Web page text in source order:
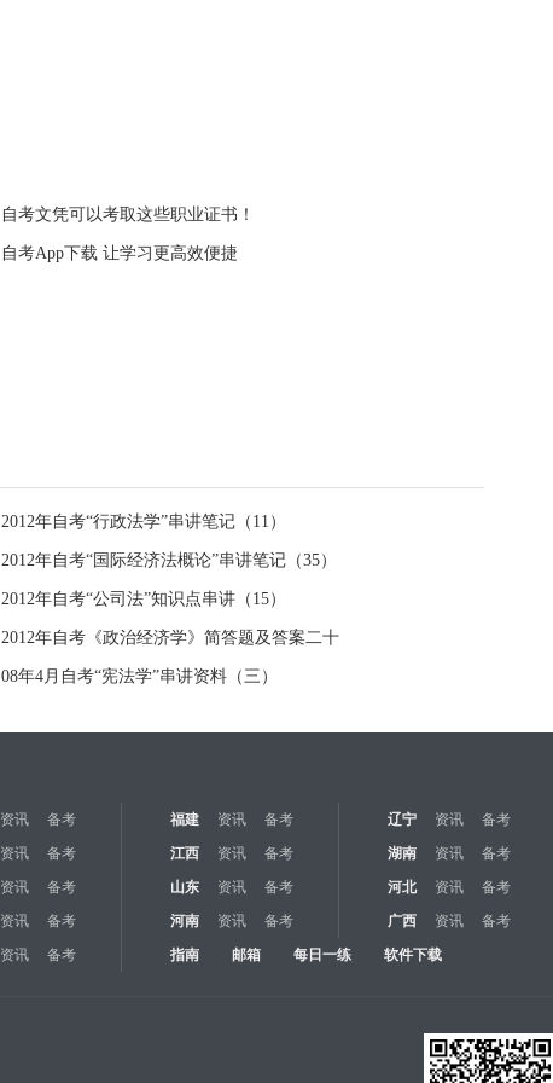
自考文凭可以考取这些职业证书！
自考App下载 让学习更高效便捷
2012年自考“行政法学”串讲笔记（11）
2012年自考“国际经济法概论”串讲笔记（35）
2012年自考“公司法”知识点串讲（15）
2012年自考《政治经济学》简答题及答案二十
08年4月自考“宪法学”串讲资料（三）
资讯 备考 福建 资讯 备考 辽宁 资讯 备考
资讯 备考 江西 资讯 备考 湖南 资讯 备考
资讯 备考 山东 资讯 备考 河北 资讯 备考
资讯 备考 河南 资讯 备考 广西 资讯 备考
资讯 备考 指南 邮箱 每日一练 软件下载